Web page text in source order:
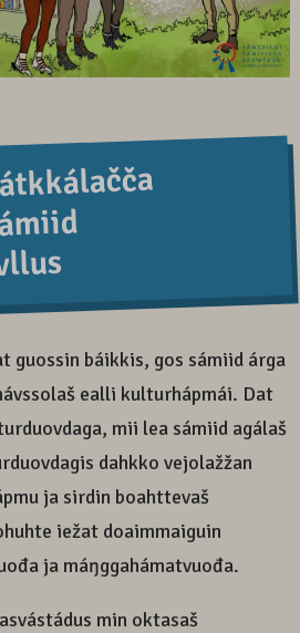
guossin báikkis, gos sámiid árga
ealli kulturhápmái. Dat
mii lea sámiid agálaš
dahkko vejolažžan
ja sirdin boahttevaš
iežat doaimmaiguin
ja máŋggahámatvuođa.
min oktasaš